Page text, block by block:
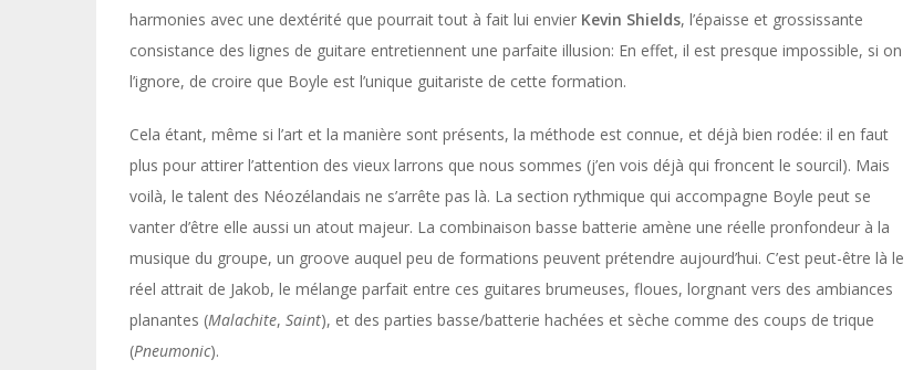
harmonies avec une dextérité que pourrait tout à fait lui envier Kevin Shields, l’épaisse et grossissante
consistance des lignes de guitare entretiennent une parfaite illusion: En effet, il est presque impossible, si on
l’ignore, de croire que Boyle est l’unique guitariste de cette formation.
Cela étant, même si l’art et la manière sont présents, la méthode est connue, et déjà bien rodée: il en faut
plus pour attirer l’attention des vieux larrons que nous sommes (j’en vois déjà qui froncent le sourcil). Mais
voilà, le talent des Néozélandais ne s’arrête pas là. La section rythmique qui accompagne Boyle peut se
vanter d’être elle aussi un atout majeur. La combinaison basse batterie amène une réelle pronfondeur à la
musique du groupe, un groove auquel peu de formations peuvent prétendre aujourd’hui. C’est peut-être là le
réel attrait de Jakob, le mélange parfait entre ces guitares brumeuses, floues, lorgnant vers des ambiances
planantes (Malachite, Saint), et des parties basse/batterie hachées et sèche comme des coups de trique
(Pneumonic).